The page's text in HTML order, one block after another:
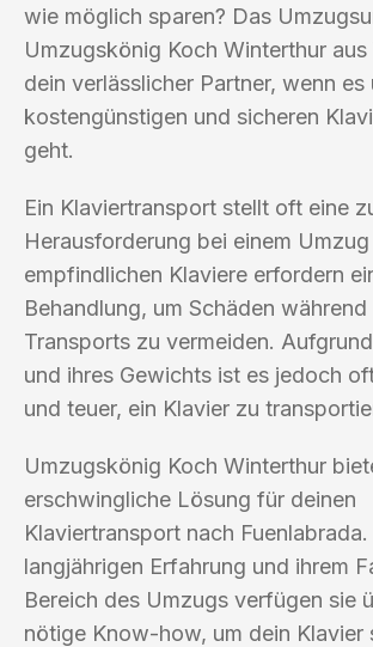
wie möglich sparen? Das
Umzugskönig Koch Winterthur
dein verlässlicher Partner, wenn es
kostengünstigen und sicheren
geht.
Ein Klaviertransport stellt oft eine
Herausforderung bei einem
empfindlichen Klaviere erfordern
Behandlung, um Schäden während
Transports zu vermeiden.
und ihres Gewichts ist es jedoch
und teuer, ein Klavier zu
Umzugskönig Koch Winterthur
erschwingliche Lösung für deinen
Klaviertransport nach
langjährigen Erfahrung und ihrem
Bereich des Umzugs verfügen sie
nötige Know-how, um dein Klavier